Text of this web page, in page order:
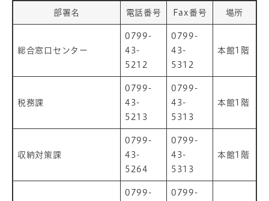
部署名 電話番号 Fax番号 場所
総合窓口センター
0799-
43-
5212
0799-
43-
5312
本館1階
税務課
0799-
43-
5213
0799-
43-
5313
本館1階
収納対策課
0799-
43-
5264
0799-
43-
5313
本館1階
0799-
0799-